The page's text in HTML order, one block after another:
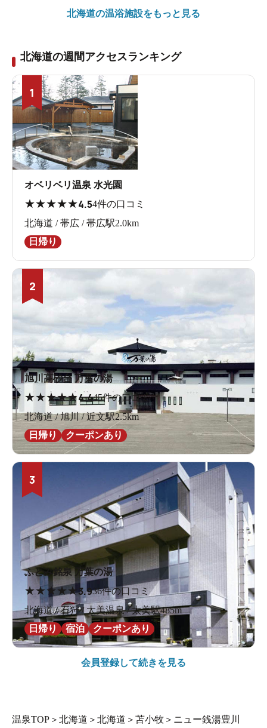
北海道の温浴施設をもっと見る
北海道の週間アクセスランキング
1
オベリベリ温泉 水光園
★★★★★4.54件の口コミ
北海道 / 帯広 / 帯広駅2.0km
日帰り
2
旭川高砂台 万葉の湯
★★★★★4.445件の口コミ
北海道 / 旭川 / 近文駅2.5km
日帰り
クーポンあり
3
ふとみ銘泉 万葉の湯
★★★★ ★3.936件の口コミ
北海道 / 石狩 / 太美温泉 / 太美駅485m
日帰り
宿泊 クーポンあり
会員登録して続きを見る
温泉TOP ＞ 北海道 ＞ 北海道 ＞ 苫小牧 ＞ ニュー銭湯豊川